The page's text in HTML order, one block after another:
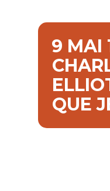
9 MAI
QUE